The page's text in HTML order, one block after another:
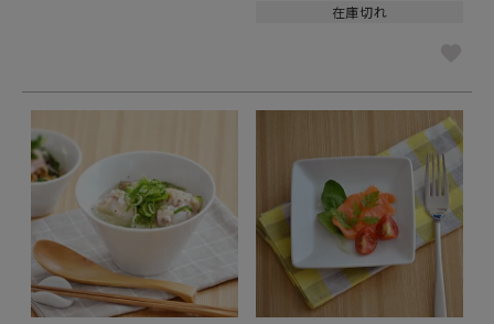
在庫切れ